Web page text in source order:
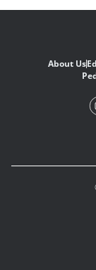
About Us